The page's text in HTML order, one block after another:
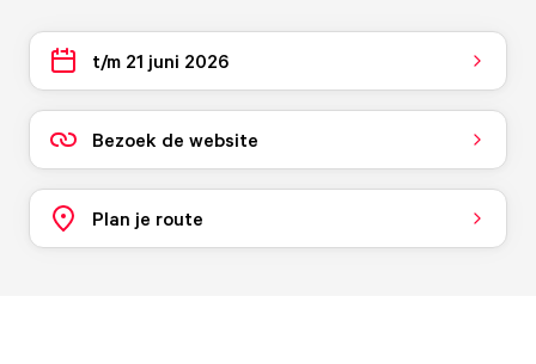
t/m 21 juni 2026
Bezoek de website
Plan je route